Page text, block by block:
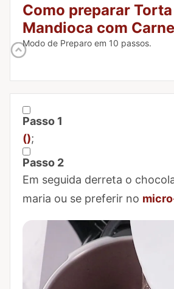
Como preparar
Mandioca com
Modo de Preparo em 10 passos.
Passo 1
Marcar Passo 1 como concluído
();
Passo 2
Marcar Passo 2 como concluído
Em seguida derreta o
maria ou se preferir no